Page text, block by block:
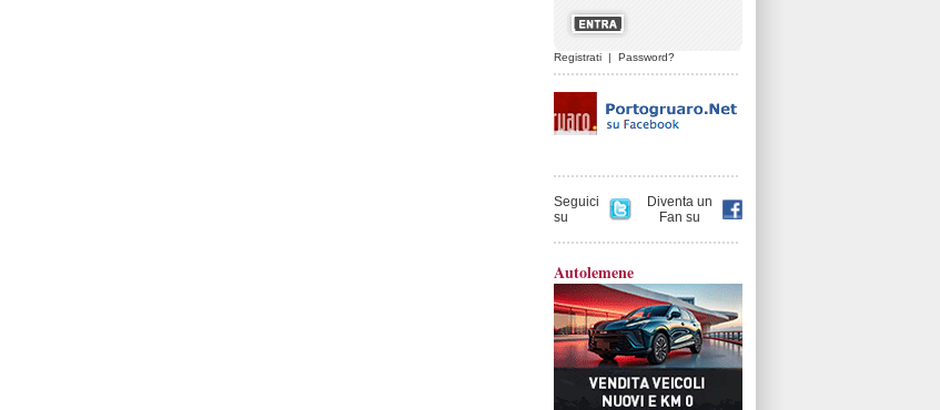
Registrati | Password?
Seguici
su
Diventa un
Fan su
Autolemene